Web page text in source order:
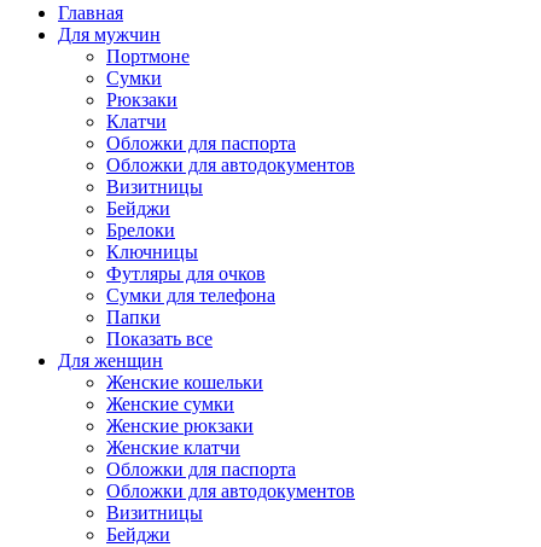
Главная
Для мужчин
Портмоне
Сумки
Рюкзаки
Клатчи
Обложки для паспорта
Обложки для автодокументов
Визитницы
Бейджи
Брелоки
Ключницы
Футляры для очков
Сумки для телефона
Папки
Показать все
Для женщин
Женские кошельки
Женские сумки
Женские рюкзаки
Женские клатчи
Обложки для паспорта
Обложки для автодокументов
Визитницы
Бейджи